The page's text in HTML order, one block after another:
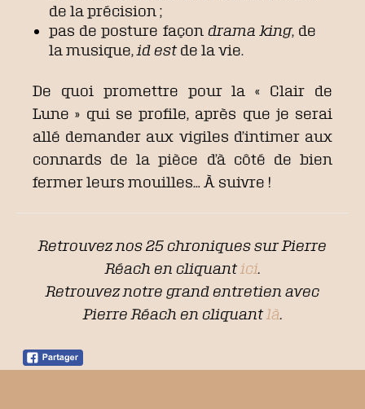
de la précision ;
pas de posture façon drama king, de
la musique, id estde la vie.
De quoi promettre pour la « Clair de
Lune » qui se profile, après que je serai
allé demander aux vigiles d’intimer aux
connards de la pièce d’à côté de bien
fermer leurs mouilles… À suivre !
Retrouvez nos 25 chroniques sur Pierre
Réach en cliquant ici
Retrouvez notre grand entretien avec
Pierre Réach en cliquant là